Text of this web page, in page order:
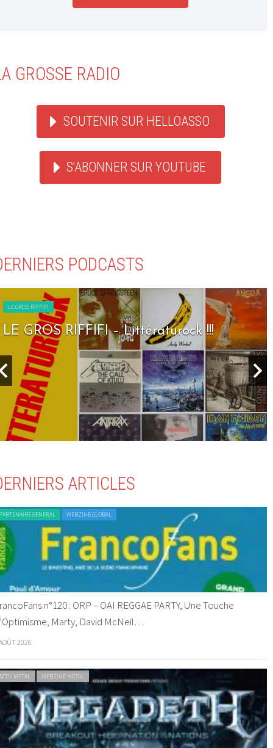
GROSSE RADIO
SOUTENIR SUR HELLOASSO
S'ABONNER SUR YOUTUBE
PODCASTS
LE GROS RIFFIFI
LE GROS RIFFIFI – Littératurock !!!
ARTICLES
GENERAL WEBZINE GLOBAL
n°120 : ORP – OAI REGGAE PARTY, Une Touche
Marty, David McNeil…
2026
METAL WEBZINE METAL